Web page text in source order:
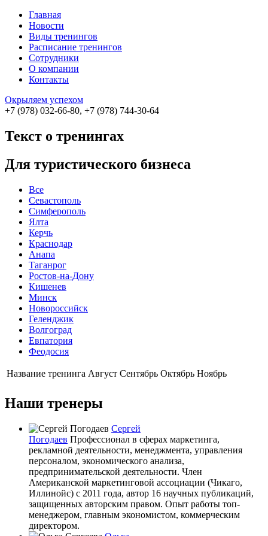
Главная
Новости
Виды тренингов
Расписание тренингов
Сотрудники
О компании
Контакты
Окрыляем успехом
+7 (978) 032-66-80, +7 (978) 744-30-64
Текст о тренингах
Для туристического бизнеса
Все
Севастополь
Симферополь
Ялта
Керчь
Краснодар
Анапа
Таганрог
Ростов-на-Дону
Кишенев
Минск
Новороссийск
Геленджик
Волгоград
Евпатория
Феодосия
Название тренинга Август Сентябрь Октябрь Ноябрь
Наши тренеры
Сергей
Погодаев Профессионал в сферах маркетинга,
рекламной деятельности, менеджмента, управления
персоналом, экономического анализа,
предпринимательской деятельности. Член
Американской маркетинговой ассоциации (Чикаго,
Иллинойс) с 2011 года, автор 16 научных публикаций,
защищенных авторским правом. Опыт работы топ-
менеджером, главным экономистом, коммерческим
директором.